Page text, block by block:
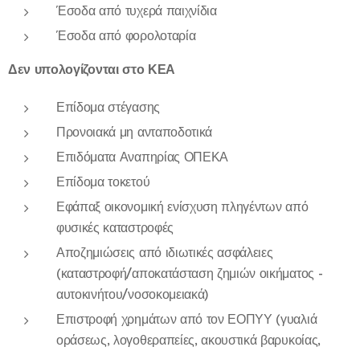
Έσοδα από τυχερά παιχνίδια
Έσοδα από φορολοταρία
Δεν υπολογίζονται στο ΚΕΑ
Επίδομα στέγασης
Προνοιακά μη ανταποδοτικά
Επιδόματα Αναπηρίας ΟΠΕΚΑ
Επίδομα τοκετού
Εφάπαξ οικονομική ενίσχυση πληγέντων από
φυσικές καταστροφές
Αποζημιώσεις από ιδιωτικές ασφάλειες
(καταστροφή/αποκατάσταση ζημιών οικήματος -
αυτοκινήτου/νοσοκομειακά)
Επιστροφή χρημάτων από τον ΕΟΠΥΥ (γυαλιά
οράσεως, λογοθεραπείες, ακουστικά βαρυκοίας,